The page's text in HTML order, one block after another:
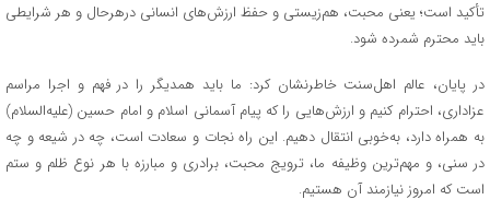
تأکید است؛ یعنی محبت، هم‌زیستی و حفظ ارزش‌های انسانی درهرحال و هر شرایطی
باید محترم شمرده شود.
در پایان، عالم اهل‌سنت خاطرنشان کرد: ما باید همدیگر را در فهم و اجرا مراسم
عزاداری، احترام کنیم و ارزش‌هایی را که پیام آسمانی اسلام و امام حسین (علیه‌السلام)
به همراه دارد، به‌خوبی انتقال دهیم. این راه نجات و سعادت است، چه در شیعه و چه
در سنی، و مهم‌ترین وظیفه ما، ترویج محبت، برادری و مبارزه با هر نوع ظلم و ستم
است که امروز نیازمند آن هستیم.